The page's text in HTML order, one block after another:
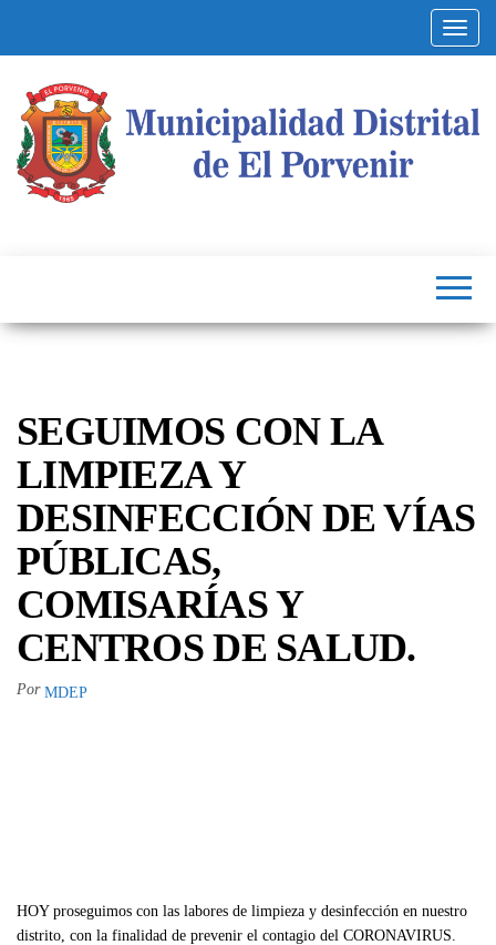
SEGUIMOS CON LA
LIMPIEZA Y
DESINFECCIÓN DE VÍAS
PÚBLICAS,
COMISARÍAS Y
CENTROS DE SALUD.
Por MDEP
HOY proseguimos con las labores de limpieza y desinfección en nuestro
distrito, con la finalidad de prevenir el contagio del CORONAVIRUS.